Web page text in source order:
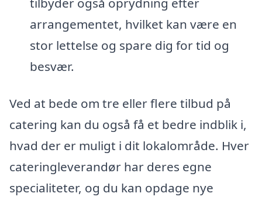
arrangementet, hvilket kan være en
stor lettelse og spare dig for tid og
besvær.
Ved at bede om tre eller flere tilbud på
catering kan du også få et bedre indblik i,
hvad der er muligt i dit lokalområde. Hver
cateringleverandør har deres egne
specialiteter, og du kan opdage nye